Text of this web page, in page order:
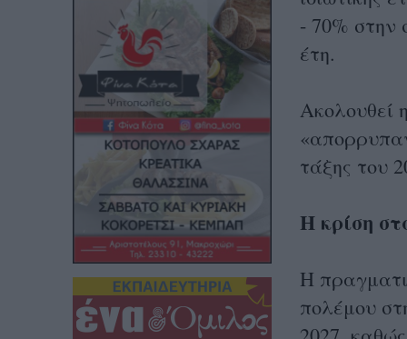
- 70% στην
έτη.
Ακολουθεί
τάξης του
Η κρίση
Η
πολέμου